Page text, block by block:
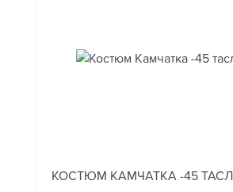
КОСТЮМ КАМЧАТКА -45